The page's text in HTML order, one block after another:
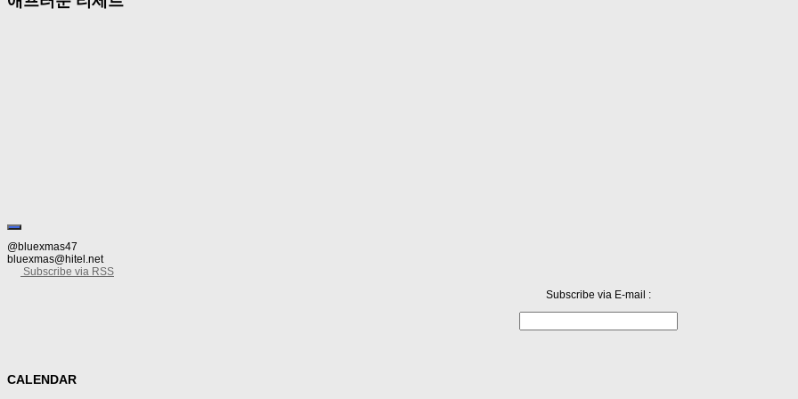
@bluexmas47
bluexmas@hitel.net
Subscribe via RSS
Subscribe via E-mail :
CALENDAR